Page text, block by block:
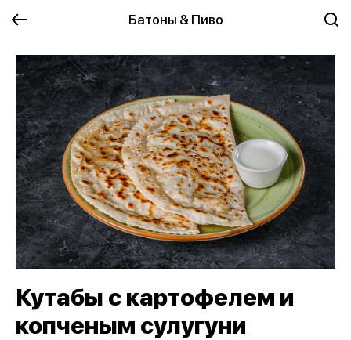
Батоны & Пиво
Кутабы с картофелем и
копченым сулугуни